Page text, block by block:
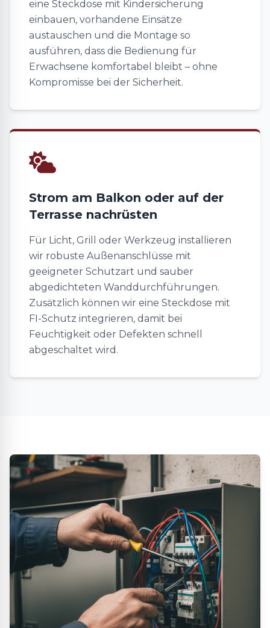
eine Steckdose mit Kindersicherung
einbauen, vorhandene Einsätze
austauschen und die Montage so
ausführen, dass die Bedienung für
Erwachsene komfortabel bleibt – ohne
Kompromisse bei der Sicherheit.
Strom am Balkon oder auf der
Terrasse nachrüsten
Für Licht, Grill oder Werkzeug installieren
wir robuste Außenanschlüsse mit
geeigneter Schutzart und sauber
abgedichteten Wanddurchführungen.
Zusätzlich können wir eine Steckdose mit
FI-Schutz integrieren, damit bei
Feuchtigkeit oder Defekten schnell
abgeschaltet wird.